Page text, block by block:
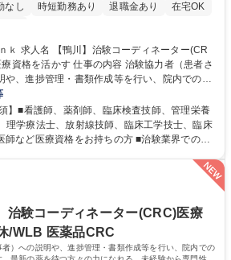
なし 時短勤務あり 退職金あり
在宅OK
ー(CR
の内容 治験協力者（患者さ
や、進捗管理・書類作成等を行い、院内での治
。最新の薬を待つ方々の力になれる、未経験
い仕事です。 ■治験協力者（患者さ
■患者さまのスケジュール調整・管理、ヒアリ
/検査への同席 ■医療従事者・依頼先への調
務の円滑な進行をサポート。 ※コアタイム無の
ベートと仕事の両立もしやすい環境。育休復帰
治験コーディネー
祝休/医療資格を活かす
】■看護師、薬剤師、臨床検査技師、管理栄養
理学療法士、放射線技師、臨床工学技士、臨床
師など医療資格をお持ちの方 ■治験業界での就
読む力、治験で行う検査内容や薬剤について補
活かしてご活躍頂けます。 【研修制度】入社後
講後に導入研修を5日間受けていただき、テス
す。OJT期間は平均約3ヶ月ですが、個人の成長
それ以上になる方もいます。 学歴・資格
専修学校 語学力： 資格：看護師 臨床検査技
治験コーディネーター(CRC)医療
/WLB 医薬品CRC
）への説明や、進捗管理・書類作成等を行い、院内での